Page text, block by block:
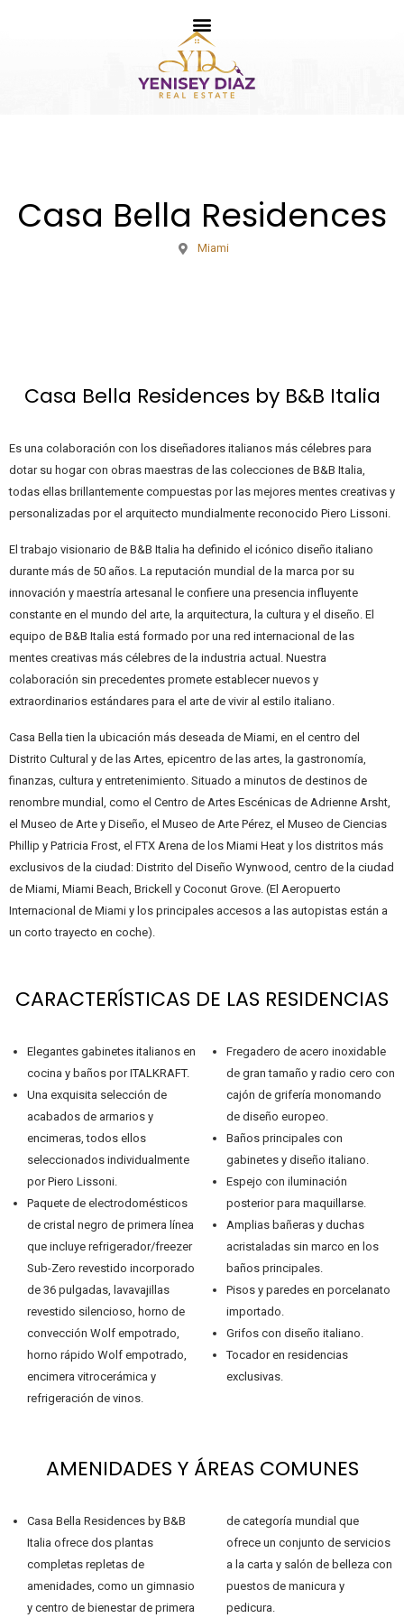
Casa Bella Residences
Miami
Casa Bella Residences by B&B Italia
Es una colaboración con los diseñadores italianos más célebres para
dotar su hogar con obras maestras de las colecciones de B&B Italia,
todas ellas brillantemente compuestas por las mejores mentes creativas y
personalizadas por el arquitecto mundialmente reconocido Piero Lissoni.
El trabajo visionario de B&B Italia ha definido el icónico diseño italiano
durante más de 50 años. La reputación mundial de la marca por su
innovación y maestría artesanal le confiere una presencia influyente
constante en el mundo del arte, la arquitectura, la cultura y el diseño. El
equipo de B&B Italia está formado por una red internacional de las
mentes creativas más célebres de la industria actual. Nuestra
colaboración sin precedentes promete establecer nuevos y
extraordinarios estándares para el arte de vivir al estilo italiano.
Casa Bella tien la ubicación más deseada de Miami, en el centro del
Distrito Cultural y de las Artes, epicentro de las artes, la gastronomía,
finanzas, cultura y entretenimiento. Situado a minutos de destinos de
renombre mundial, como el Centro de Artes Escénicas de Adrienne Arsht,
el Museo de Arte y Diseño, el Museo de Arte Pérez, el Museo de Ciencias
Phillip y Patricia Frost, el FTX Arena de los Miami Heat y los distritos más
exclusivos de la ciudad: Distrito del Diseño Wynwood, centro de la ciudad
de Miami, Miami Beach, Brickell y Coconut Grove. (El Aeropuerto
Internacional de Miami y los principales accesos a las autopistas están a
un corto trayecto en coche).
CARACTERÍSTICAS DE LAS RESIDENCIAS
Elegantes gabinetes italianos en
cocina y baños por ITALKRAFT.
Una exquisita selección de
acabados de armarios y
encimeras, todos ellos
seleccionados individualmente
por Piero Lissoni.
Paquete de electrodomésticos
de cristal negro de primera línea
que incluye refrigerador/freezer
Sub-Zero revestido incorporado
de 36 pulgadas, lavavajillas
revestido silencioso, horno de
convección Wolf empotrado,
horno rápido Wolf empotrado,
encimera vitrocerámica y
refrigeración de vinos.
Fregadero de acero inoxidable
de gran tamaño y radio cero con
cajón de grifería monomando
de diseño europeo.
Baños principales con
gabinetes y diseño italiano.
Espejo con iluminación
posterior para maquillarse.
Amplias bañeras y duchas
acristaladas sin marco en los
baños principales.
Pisos y paredes en porcelanato
importado.
Grifos con diseño italiano.
Tocador en residencias
exclusivas.
AMENIDADES Y ÁREAS COMUNES
Casa Bella Residences by B&B
Italia ofrece dos plantas
completas repletas de
amenidades, como un gimnasio
y centro de bienestar de primera
de categoría mundial que
ofrece un conjunto de servicios
a la carta y salón de belleza con
puestos de manicura y
pedicura.